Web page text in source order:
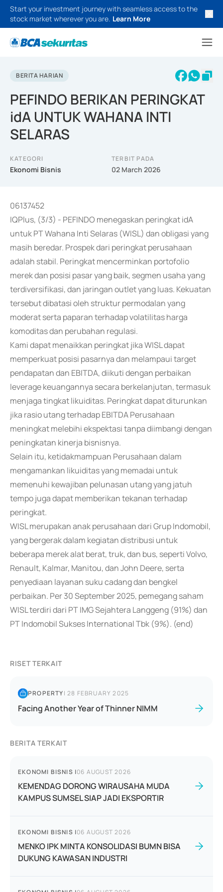
Start your investment journey with seamless access to the
stock market wherever you are. Learn More
BERITA HARIAN
PEFINDO BERIKAN PERINGKAT
idA UNTUK WAHANA INTI
SELARAS
KATEGORI
Ekonomi Bisnis
TERBIT PADA
02 March 2026
06137452
IQPlus, (3/3) - PEFINDO menegaskan peringkat idA
untuk PT Wahana Inti Selaras (WISL) dan obligasi yang
masih beredar. Prospek dari peringkat perusahaan
adalah stabil. Peringkat mencerminkan portofolio
merek dan posisi pasar yang baik, segmen usaha yang
terdiversifikasi, dan jaringan outlet yang luas. Kekuatan
tersebut dibatasi oleh struktur permodalan yang
moderat serta paparan terhadap volatilitas harga
komoditas dan perubahan regulasi.
Kami dapat menaikkan peringkat jika WISL dapat
memperkuat posisi pasarnya dan melampaui target
pendapatan dan EBITDA, diikuti dengan perbaikan
leverage keuangannya secara berkelanjutan, termasuk
menjaga tingkat likuiditas. Peringkat dapat diturunkan
jika rasio utang terhadap EBITDA Perusahaan
meningkat melebihi ekspektasi tanpa diimbangi dengan
peningkatan kinerja bisnisnya.
Selain itu, ketidakmampuan Perusahaan dalam
mengamankan likuiditas yang memadai untuk
memenuhi kewajiban pelunasan utang yang jatuh
tempo juga dapat memberikan tekanan terhadap
peringkat.
WISL merupakan anak perusahaan dari Grup Indomobil,
yang bergerak dalam kegiatan distribusi untuk
beberapa merek alat berat, truk, dan bus, seperti Volvo,
Renault, Kalmar, Manitou, dan John Deere, serta
penyediaan layanan suku cadang dan bengkel
perbaikan. Per 30 September 2025, pemegang saham
WISL terdiri dari PT IMG Sejahtera Langgeng (91%) dan
PT Indomobil Sukses International Tbk (9%). (end)
RISET TERKAIT
PROPERTY|28 FEBRUARY 2025
Facing Another Year of Thinner NIMM
BERITA TERKAIT
EKONOMI BISNIS |06 AUGUST 2026
KEMENDAG DORONG WIRAUSAHA MUDA
KAMPUS SUMSEL SIAP JADI EKSPORTIR
EKONOMI BISNIS |06 AUGUST 2026
MENKO IPK MINTA KONSOLIDASI BUMN BISA
DUKUNG KAWASAN INDUSTRI